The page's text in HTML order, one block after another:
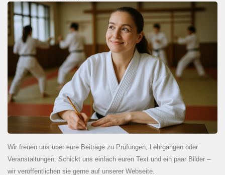
Wir freuen uns über eure Beiträge zu Prüfungen, Lehrgängen oder
Veranstaltungen. Schickt uns einfach euren Text und ein paar Bilder –
wir veröffentlichen sie gerne auf unserer Webseite.